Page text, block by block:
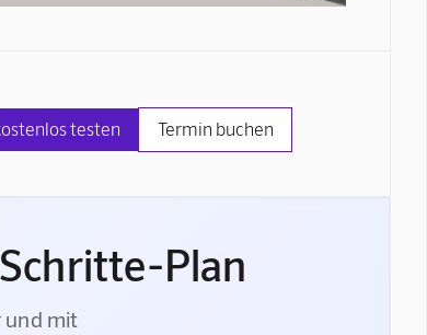
testen Termin buchen
Plan
und mit